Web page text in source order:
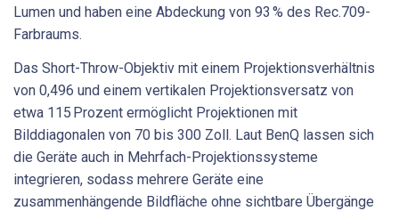
Lumen und haben eine Abdeckung von 93 % des Rec.709-
Farbraums.
Das Short-Throw-Objektiv mit einem Projektionsverhältnis
von 0,496 und einem vertikalen Projektionsversatz von
etwa 115 Prozent ermöglicht Projektionen mit
Bilddiagonalen von 70 bis 300 Zoll. Laut BenQ lassen sich
die Geräte auch in Mehrfach-Projektionssysteme
integrieren, sodass mehrere Geräte eine
zusammenhängende Bildfläche ohne sichtbare Übergänge